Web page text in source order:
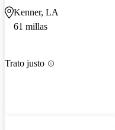
Kenner, LA
61 millas
Trato justo